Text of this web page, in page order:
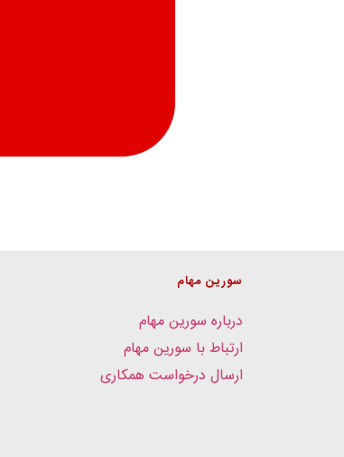
سورین مهام
درباره سورین مهام
ارتباط با سورین مهام
ارسال درخواست همکاری